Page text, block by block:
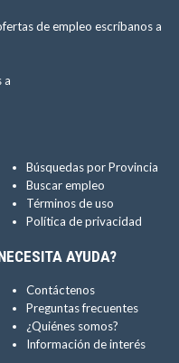
de empleo escríbanos a
a
Búsquedas por Provincia
Buscar empleo
Términos de uso
Política de privacidad
AYUDA?
Contáctenos
Preguntas frecuentes
¿Quiénes somos?
Información de interés